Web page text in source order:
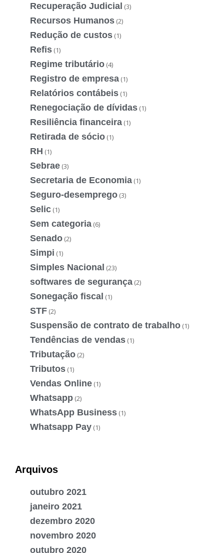
Recuperação Judicial (3)
Recursos Humanos (2)
Redução de custos (1)
Refis (1)
Regime tributário (4)
Registro de empresa (1)
Relatórios contábeis (1)
Renegociação de dívidas (1)
Resiliência financeira (1)
Retirada de sócio (1)
RH (1)
Sebrae (3)
Secretaria de Economia (1)
Seguro-desemprego (3)
Selic (1)
Sem categoria (6)
Senado (2)
Simpi (1)
Simples Nacional (23)
softwares de segurança (2)
Sonegação fiscal (1)
STF (2)
Suspensão de contrato de trabalho (1)
Tendências de vendas (1)
Tributação (2)
Tributos (1)
Vendas Online (1)
Whatsapp (2)
WhatsApp Business (1)
Whatsapp Pay (1)
Arquivos
outubro 2021
janeiro 2021
dezembro 2020
novembro 2020
outubro 2020